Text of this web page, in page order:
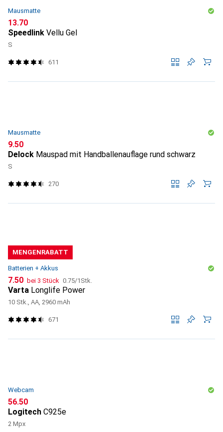
Mausmatte
CHF
13.70
Speedlink Vellu Gel
S
611
Mausmatte
CHF
9.50
Delock Mauspad mit Handballenauflage rund schwarz
S
270
MENGENRABATT
Batterien + Akkus
CHF
7.50 bei 3 Stück CHF
0.75/1Stk.
Varta Longlife Power
10 Stk., AA, 2960 mAh
671
Webcam
CHF
56.50
Logitech C925e
2 Mpx